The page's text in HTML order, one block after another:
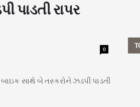
પાડતી રાપર
0
સાથે બે તસ્કરોને ઝડપી પાડતી